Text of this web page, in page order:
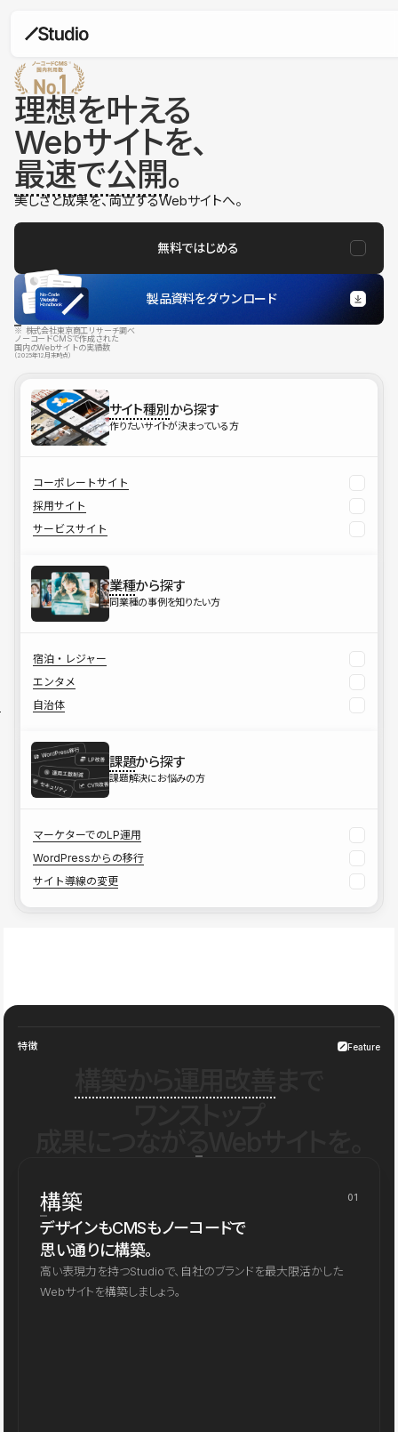
理想を叶える
Webサイトを、
最速で公開。
美しさと成果を、両立するWebサイトへ。
無料ではじめる
製品資料をダウンロード
※ 株式会社東京商工リサーチ調べ
ノーコードCMSで作成された
国内のWebサイトの実績数
（2025年12月末時点）
サイト種別から探す
作りたいサイトが決まっている方
コーポレートサイト
採用サイト
サービスサイト
業種から探す
同業種の事例を知りたい方
宿泊・レジャー
エンタメ
自治体
課題から探す
課題解決にお悩みの方
マーケターでのLP運用
WordPressからの移行
サイト導線の変更
特徴 Feature
構築 01
デザインもCMSもノーコードで
思い通りに構築。
高い表現力を持つStudioで、自社のブランドを最大限活かした
Webサイトを構築しましょう。